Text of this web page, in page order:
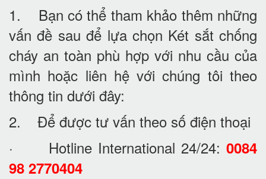
1. Bạn có thể tham khảo thêm những
vấn đề sau để lựa chọn Két sắt chống
cháy an toàn phù hợp với nhu cầu của
mình hoặc liên hệ với chúng tôi theo
thông tin dưới đây:
2. Để được tư vấn theo số điện thoại
· Hotline International 24/24: 0084
98 2770404